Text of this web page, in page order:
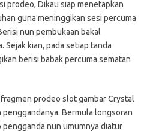
prodeo, Dikau siap menetapkan
guna meninggikan sesi percuma
nun pembukaan bakal
Sejak kian, pada setiap tanda
berisi babak percuma sematan
prodeo slot gambar Crystal
Bermula longsoran
pengganda nun umumnya diatur